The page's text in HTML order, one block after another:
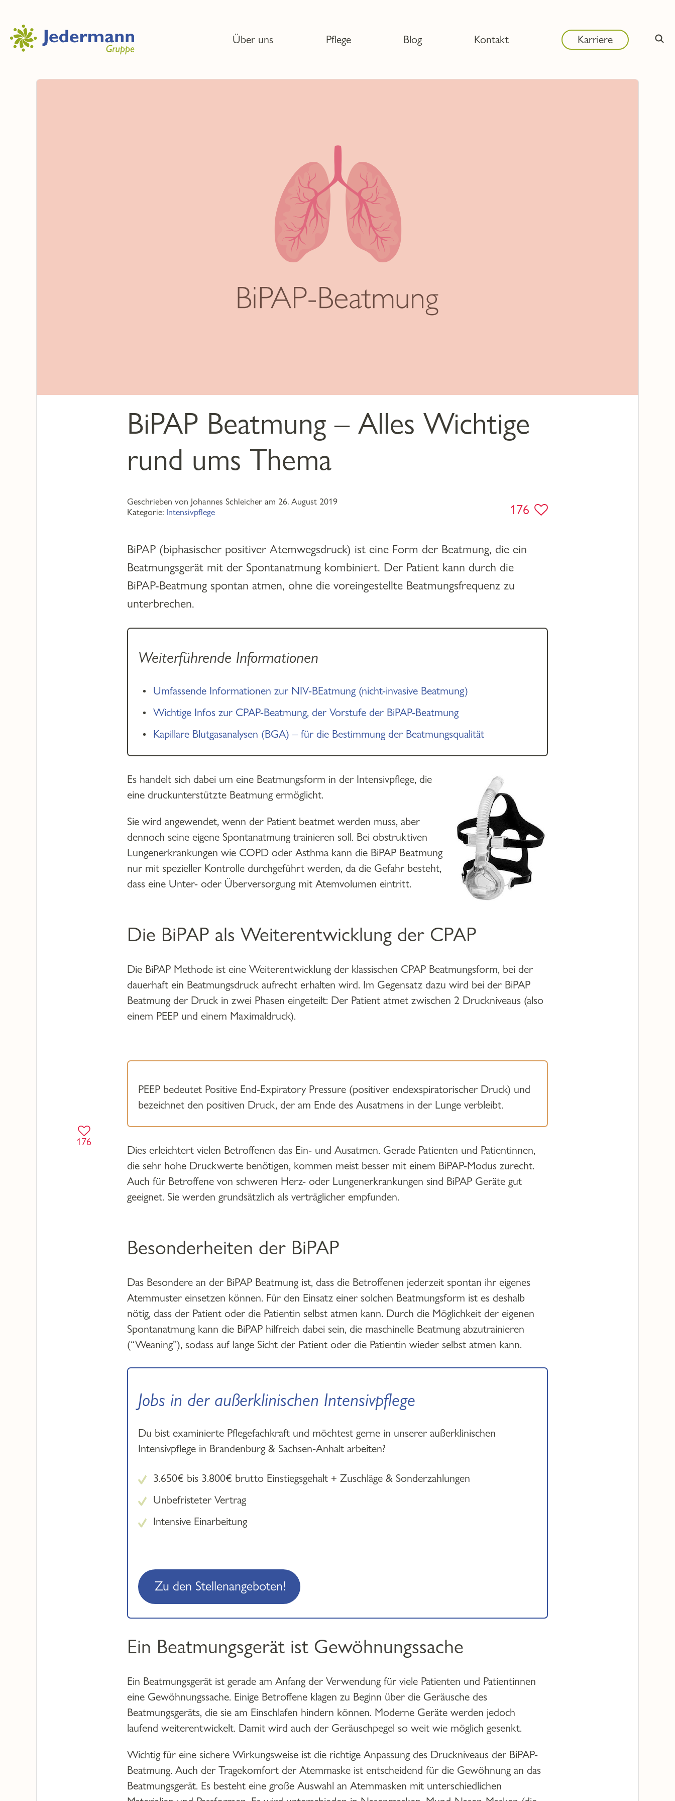
Über uns Pflege Blog Kontakt Karriere
BiPAP Beatmung – Alles Wichtige
rund ums Thema
Geschrieben von Johannes Schleicher am 26. August 2019
Kategorie: Intensivpflege 176
BiPAP (biphasischer positiver Atemwegsdruck) ist eine Form der Beatmung, die ein
Beatmungsgerät mit der Spontanatmung kombiniert. Der Patient kann durch die
BiPAP-Beatmung spontan atmen, ohne die voreingestellte Beatmungsfrequenz zu
unterbrechen.
Weiterführende Informationen
Umfassende Informationen zur NIV-BEatmung (nicht-invasive Beatmung)
Wichtige Infos zur CPAP-Beatmung, der Vorstufe der BiPAP-Beatmung
Kapillare Blutgasanalysen (BGA) – für die Bestimmung der Beatmungsqualität
Es handelt sich dabei um eine Beatmungsform in der Intensivpflege, die
eine druckunterstützte Beatmung ermöglicht.
Sie wird angewendet, wenn der Patient beatmet werden muss, aber
dennoch seine eigene Spontanatmung trainieren soll. Bei obstruktiven
Lungenerkrankungen wie COPD oder Asthma kann die BiPAP Beatmung
nur mit spezieller Kontrolle durchgeführt werden, da die Gefahr besteht,
dass eine Unter- oder Überversorgung mit Atemvolumen eintritt.
Die BiPAP als Weiterentwicklung der CPAP
Die BiPAP Methode ist eine Weiterentwicklung der klassischen CPAP Beatmungsform, bei der
dauerhaft ein Beatmungsdruck aufrecht erhalten wird. Im Gegensatz dazu wird bei der BiPAP
Beatmung der Druck in zwei Phasen eingeteilt: Der Patient atmet zwischen 2 Druckniveaus (also
einem PEEP und einem Maximaldruck).
PEEP bedeutet Positive End-Expiratory Pressure (positiver endexspiratorischer Druck) und
bezeichnet den positiven Druck, der am Ende des Ausatmens in der Lunge verbleibt.
Dies erleichtert vielen Betroffenen das Ein- und Ausatmen. Gerade Patienten und Patientinnen,
die sehr hohe Druckwerte benötigen, kommen meist besser mit einem BiPAP-Modus zurecht.
Auch für Betroffene von schweren Herz- oder Lungenerkrankungen sind BiPAP Geräte gut
geeignet. Sie werden grundsätzlich als verträglicher empfunden.
Besonderheiten der BiPAP
Das Besondere an der BiPAP Beatmung ist, dass die Betroffenen jederzeit spontan ihr eigenes
Atemmuster einsetzen können. Für den Einsatz einer solchen Beatmungsform ist es deshalb
nötig, dass der Patient oder die Patientin selbst atmen kann. Durch die Möglichkeit der eigenen
Spontanatmung kann die BiPAP hilfreich dabei sein, die maschinelle Beatmung abzutrainieren
(“Weaning”), sodass auf lange Sicht der Patient oder die Patientin wieder selbst atmen kann.
Jobs in der außerklinischen Intensivpflege
Du bist examinierte Pflegefachkraft und möchtest gerne in unserer außerklinischen
Intensivpflege in Brandenburg & Sachsen-Anhalt arbeiten?
3.650€ bis 3.800€ brutto Einstiegsgehalt + Zuschläge & Sonderzahlungen
Unbefristeter Vertrag
Intensive Einarbeitung
Zu den Stellenangeboten!
Ein Beatmungsgerät ist Gewöhnungssache
Ein Beatmungsgerät ist gerade am Anfang der Verwendung für viele Patienten und Patientinnen
eine Gewöhnungssache. Einige Betroffene klagen zu Beginn über die Geräusche des
Beatmungsgeräts, die sie am Einschlafen hindern können. Moderne Geräte werden jedoch
laufend weiterentwickelt. Damit wird auch der Geräuschpegel so weit wie möglich gesenkt.
Wichtig für eine sichere Wirkungsweise ist die richtige Anpassung des Druckniveaus der BiPAP-
Beatmung. Auch der Tragekomfort der Atemmaske ist entscheidend für die Gewöhnung an das
Beatmungsgerät. Es besteht eine große Auswahl an Atemmasken mit unterschiedlichen
176